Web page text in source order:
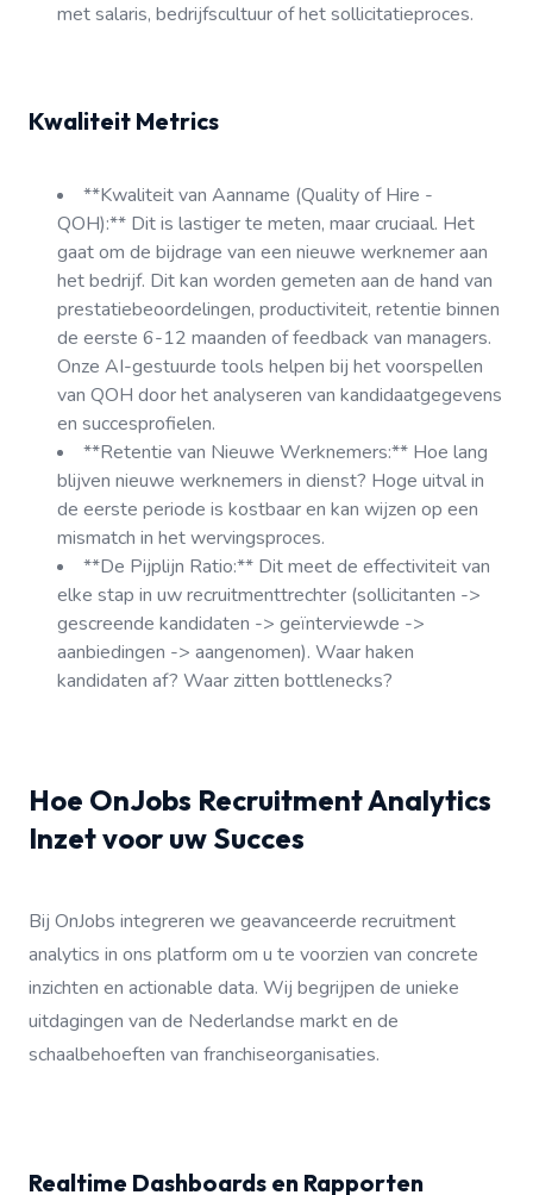
met salaris, bedrijfscultuur of het sollicitatieproces.
Kwaliteit Metrics
**Kwaliteit van Aanname (Quality of Hire -
QOH):** Dit is lastiger te meten, maar cruciaal. Het
gaat om de bijdrage van een nieuwe werknemer aan
het bedrijf. Dit kan worden gemeten aan de hand van
prestatiebeoordelingen, productiviteit, retentie binnen
de eerste 6-12 maanden of feedback van managers.
Onze AI-gestuurde tools helpen bij het voorspellen
van QOH door het analyseren van kandidaatgegevens
en succesprofielen.
**Retentie van Nieuwe Werknemers:** Hoe lang
blijven nieuwe werknemers in dienst? Hoge uitval in
de eerste periode is kostbaar en kan wijzen op een
mismatch in het wervingsproces.
**De Pijplijn Ratio:** Dit meet de effectiviteit van
elke stap in uw recruitmenttrechter (sollicitanten ->
gescreende kandidaten -> geïnterviewde ->
aanbiedingen -> aangenomen). Waar haken
kandidaten af? Waar zitten bottlenecks?
Hoe OnJobs Recruitment Analytics
Inzet voor uw Succes
Bij OnJobs integreren we geavanceerde recruitment
analytics in ons platform om u te voorzien van concrete
inzichten en actionable data. Wij begrijpen de unieke
uitdagingen van de Nederlandse markt en de
schaalbehoeften van franchiseorganisaties.
Realtime Dashboards en Rapporten